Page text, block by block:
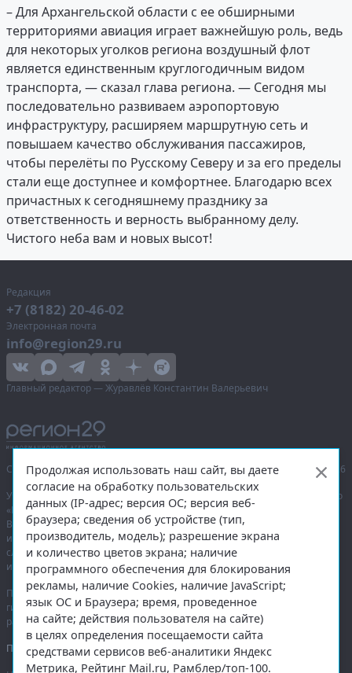
– Для Архангельской области с ее обширными
территориями авиация играет важнейшую роль, ведь
для некоторых уголков региона воздушный флот
является единственным круглогодичным видом
транспорта, — сказал глава региона. — Сегодня мы
последовательно развиваем аэропортовую
инфраструктуру, расширяем маршрутную сеть и
повышаем качество обслуживания пассажиров,
чтобы перелёты по Русскому Северу и за его пределы
стали еще доступнее и комфортнее. Благодарю всех
причастных к сегодняшнему празднику за
ответственность и верность выбранному делу.
Чистого неба вам и новых высот!
Редакция
+7 (8182) 20-46-02
Электронная почта
info@region29.ru
Главный редактор — Журавлёв Константин Валерьевич
Сетевое издание «Информационное агентство Регион 29»,
© 2016–2026
Учредитель — общество с ограниченной ответственностью «Агентство
«Правда Севера».
Выписка из реестра зарегистрированных средств массовой
информации:ЭЛ № ФС 77-74226от 09.11.2018 выдано Федеральной
службой по надзору в сфере связи, информационных технологий
и массовых коммуникаций (Роскомнадзор).
При полном или частичном использовании любых материалов
гиперссылка на region29.ruобязательна. Копирование материалов без
разрешения администрации сайта запрещено.
Правовая информация.
Продолжая использовать наш сайт, вы даете
согласие на обработку пользовательских
данных (IP-адрес; версия ОС; версия веб-
браузера; сведения об устройстве (тип,
производитель, модель); разрешение экрана
и количество цветов экрана; наличие
программного обеспечения для блокирования
рекламы, наличие Cookies, наличие JavaScript;
язык ОС и Браузера; время, проведенное
на сайте; действия пользователя на сайте)
в целях определения посещаемости сайта
средствами сервисов веб-аналитики Яндекс
Метрика, Рейтинг Mail.ru, Рамблер/топ-100.